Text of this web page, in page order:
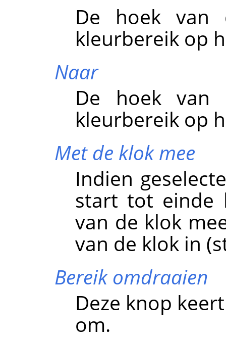
De hoek van
kleurbereik op
Naar
De hoek van
kleurbereik op
Met de klok mee
Indien
start tot einde
van de klok
van de klok in
Bereik omdraaien
Deze knop
om.